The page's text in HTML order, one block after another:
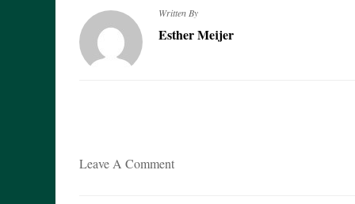
Written By
Esther Meijer
Leave A Comment